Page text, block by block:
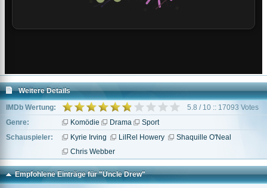
Weitere Details
IMDb Wertung:
5.8 / 10 :: 17093 Votes
Genre:
Komödie Drama
Sport
Schauspieler:
Kyrie Irving LilRel Howery
Shaquille O'Neal
Chris Webber
Empfohlene Einträge für "Uncle Drew"